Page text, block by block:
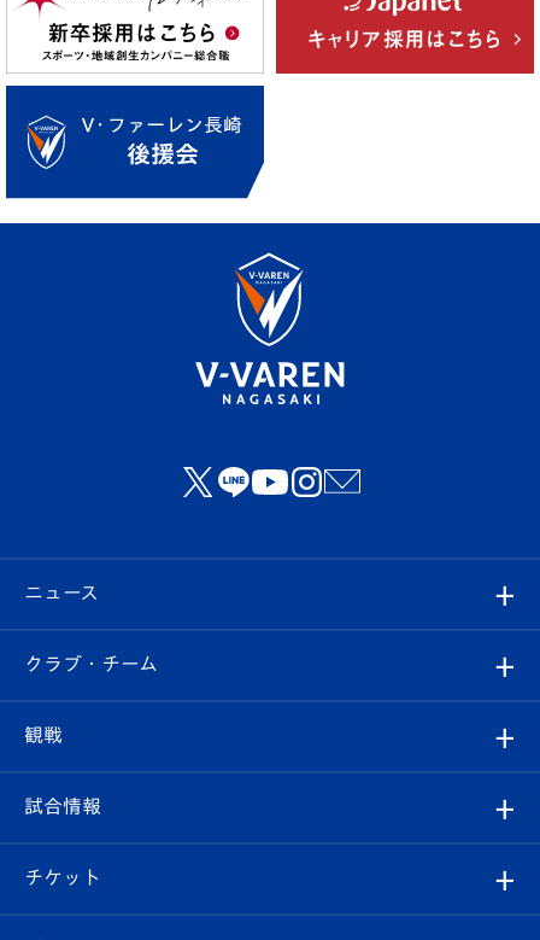
ニュース
すべて
クラブ
試合情報
クラブ・チーム
クラブ概要
エンブレム紹介
観戦
観戦ルール
はじめての観戦ガイド
試合情報
試合日程/結果
チケット